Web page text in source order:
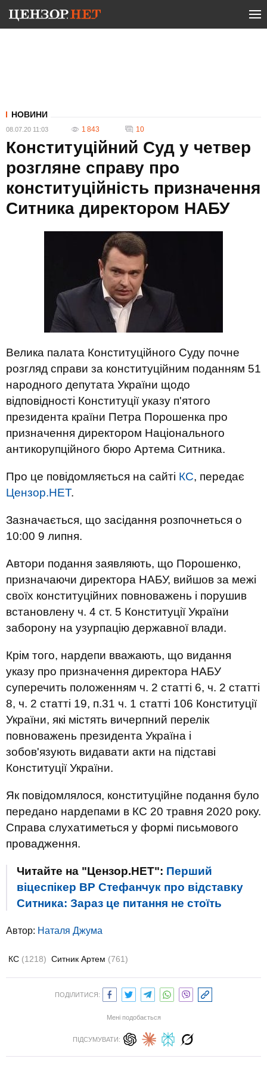
НОВИНИ
08.07.20 11:03 1 843 10
Конституційний Суд у четвер
розгляне справу про
конституційність призначення
Ситника директором НАБУ
Велика палата Конституційного Суду почне
розгляд справи за конституційним поданням 51
народного депутата України щодо
відповідності Конституції указу п'ятого
президента країни Петра Порошенка про
призначення директором Національного
антикорупційного бюро Артема Ситника.
Про це повідомляється на сайті КС, передає
Цензор.НЕТ.
Зазначається, що засідання розпочнеться о
10:00 9 липня.
Автори подання заявляють, що Порошенко,
призначаючи директора НАБУ, вийшов за межі
своїх конституційних повноважень і порушив
встановлену ч. 4 ст. 5 Конституції України
заборону на узурпацію державної влади.
Крім того, нардепи вважають, що видання
указу про призначення директора НАБУ
суперечить положенням ч. 2 статті 6, ч. 2 статті
8, ч. 2 статті 19, п.31 ч. 1 статті 106 Конституції
України, які містять вичерпний перелік
повноважень президента Україна і
зобов'язують видавати акти на підставі
Конституції України.
Як повідомлялося, конституційне подання було
передано нардепами в КС 20 травня 2020 року.
Справа слухатиметься у формі письмового
провадження.
Читайте на "Цензор.НЕТ": Перший
віцеспікер ВР Стефанчук про відставку
Ситника: Зараз це питання не стоїть
Автор: Наталя Джума
КС (1218) Ситник Артем (761)
ПОДІЛИТИСЯ:
Мені подобається
ПІДСУМУВАТИ: